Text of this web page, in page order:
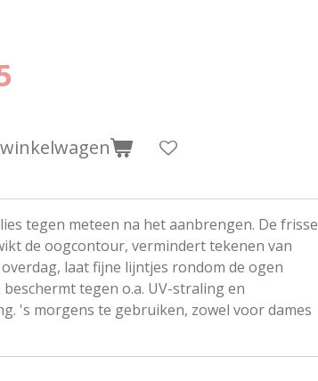
tegen meteen na het aanbrengen. De frisse
de oogcontour, vermindert tekenen van
laat fijne lijntjes rondom de ogen
tegen o.a. UV-straling en
's morgens te gebruiken, zowel voor dames